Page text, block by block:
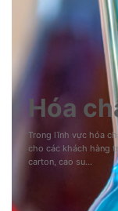
Hóa
Trong lĩnh vực hóa
cho các khách hàng
carton, cao su…